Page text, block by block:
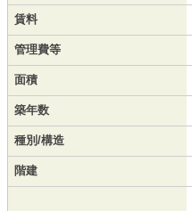
賃料
管理費等
面積
築年数
種別/構造
階建